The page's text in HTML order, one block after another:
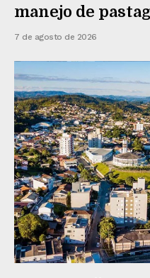
manejo de
7 de agosto de 2026